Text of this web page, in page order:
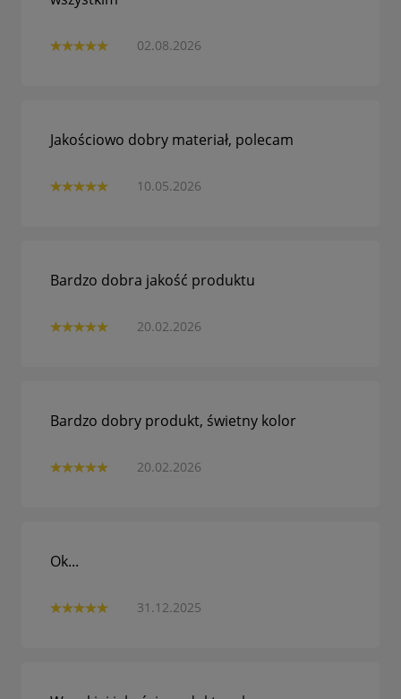
02.08.2026
10.05.2026
Jakościowo dobry materiał, polecam
20.02.2026
Bardzo dobra jakość produktu
20.02.2026
Bardzo dobry produkt, świetny kolor
31.12.2025
Ok...